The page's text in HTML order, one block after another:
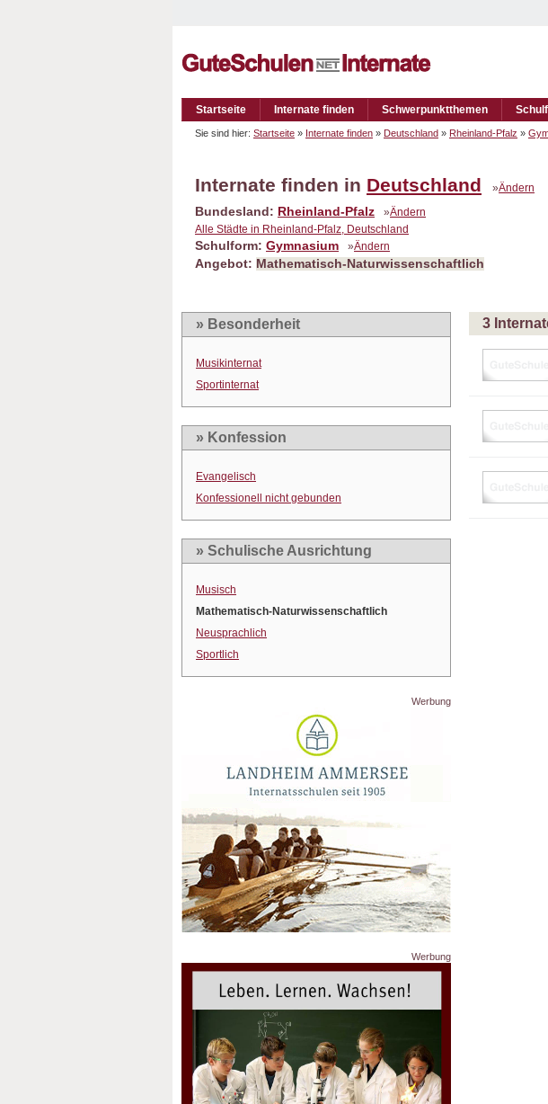
Startseite Internate finden Schwerpunktthemen
Sie sind hier: Startseite » Internate finden » Deutschland » Rheinland-Pfalz »
Internate finden in Deutschland »Ändern
Bundesland: Rheinland-Pfalz »Ändern
Alle Städte in Rheinland-Pfalz, Deutschland
Schulform: Gymnasium »Ändern
Angebot: Mathematisch-Naturwissenschaftlich
» Besonderheit
Musikinternat
Sportinternat
» Konfession
Evangelisch
Konfessionell nicht gebunden
» Schulische Ausrichtung
Musisch
Mathematisch-Naturwissenschaftlich
Neusprachlich
Sportlich
Werbung
Werbung
3